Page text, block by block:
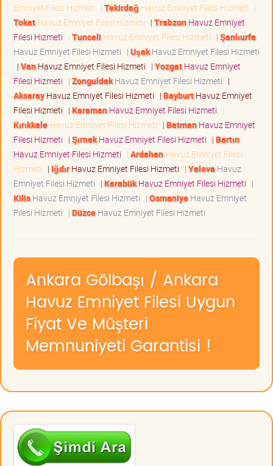
Emniyet Filesi Hizmeti | Tekirdağ Havuz Emniyet Filesi Hizmeti |
TokatHavuz Emniyet Filesi Hizmeti | TrabzonHavuz Emniyet
Filesi Hizmeti | Tunceli Havuz Emniyet Filesi Hizmeti | Şanlıurfa
Havuz Emniyet Filesi Hizmeti | UşakHavuz Emniyet Filesi Hizmeti
| VanHavuz Emniyet Filesi Hizmeti | YozgatHavuz Emniyet
Filesi Hizmeti | ZonguldakHavuz Emniyet Filesi Hizmeti |
AksarayHavuz Emniyet Filesi Hizmeti | BayburtHavuz Emniyet
Filesi Hizmeti | KaramanHavuz Emniyet Filesi Hizmeti |
KırıkkaleHavuz Emniyet Filesi Hizmeti | BatmanHavuz Emniyet
Filesi Hizmeti | ŞırnakHavuz Emniyet Filesi Hizmeti | Bartın
Havuz Emniyet Filesi Hizmeti | ArdahanHavuz Emniyet Filesi
Hizmeti | IğdırHavuz Emniyet Filesi Hizmeti | Yalova Havuz
Emniyet Filesi Hizmeti | KarabükHavuz Emniyet Filesi Hizmeti |
KilisHavuz Emniyet Filesi Hizmeti | OsmaniyeHavuz Emniyet
Filesi Hizmeti | DüzceHavuz Emniyet Filesi Hizmeti
Ankara Gölbaşı / Ankara
Havuz Emniyet Filesi Uygun
Fiyat Ve Müşteri
Memnuniyeti Garantisi !